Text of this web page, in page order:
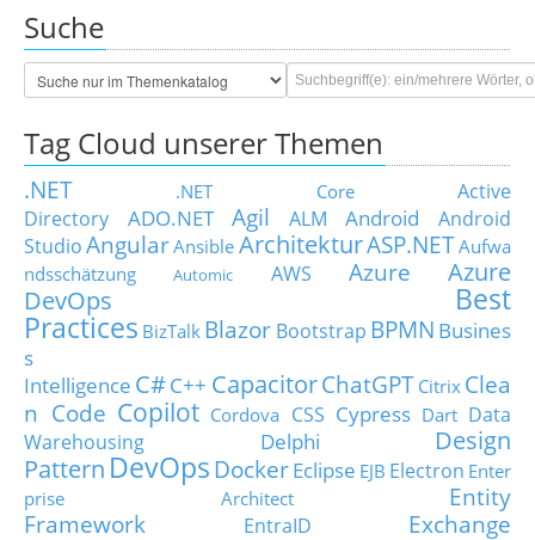
Suche
Tag Cloud unserer Themen
.NET .NET Core
Active
Directory
ADO.NET Agil ALM Android
Android
StudioAngularAnsible ArchitekturASP.NETAufwa
ndsschätzung
Automic AWS Azure
Azure
DevOps
Best
Practices BizTalk Blazor Bootstrap BPMN Busines
s
Intelligence C#C++ CapacitorChatGPT Citrix Clea
n Code Copilot Cordova CSS Cypress Dart Data
Warehousing
Delphi
Design
Pattern DevOps DockerEclipse EJB Electron Enter
prise Architect
Entity
Framework
EntraID
Exchange